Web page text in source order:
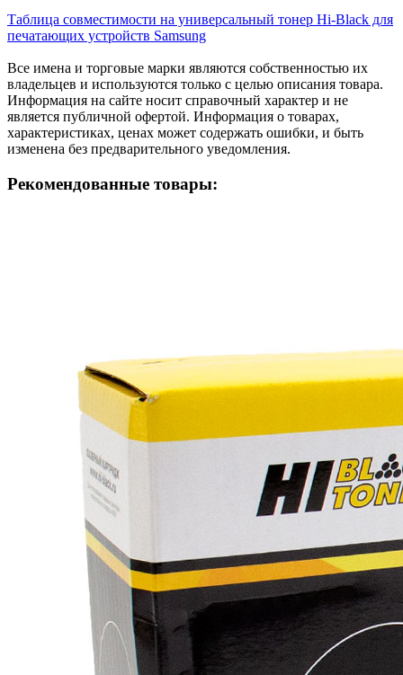
Таблица совместимости на универсальный тонер Hi-Black для
печатающих устройств Samsung
Все имена и торговые марки являются собственностью их
владельцев и используются только с целью описания товара.
Информация на сайте носит справочный характер и не
является публичной офертой. Информация о товарах,
характеристиках, ценах может содержать ошибки, и быть
изменена без предварительного уведомления.
Рекомендованные товары: